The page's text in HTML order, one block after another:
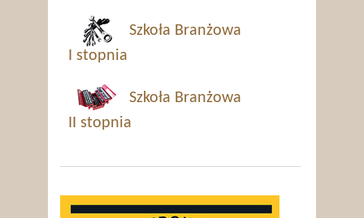
Szkoła Branżowa
I stopnia
Szkoła Branżowa
II stopnia